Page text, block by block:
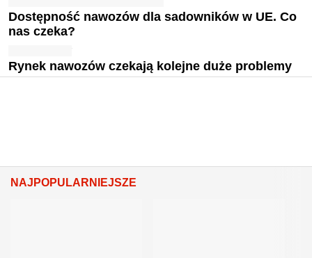
Dostępność nawozów dla sadowników w UE. Co
nas czeka?
Rynek nawozów czekają kolejne duże problemy
NAJPOPULARNIEJSZE